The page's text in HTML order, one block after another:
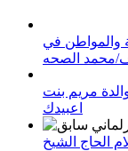
والمواطن في
محمد الصحه
مريم بنت
اعبيدك
الحاج الشيخ